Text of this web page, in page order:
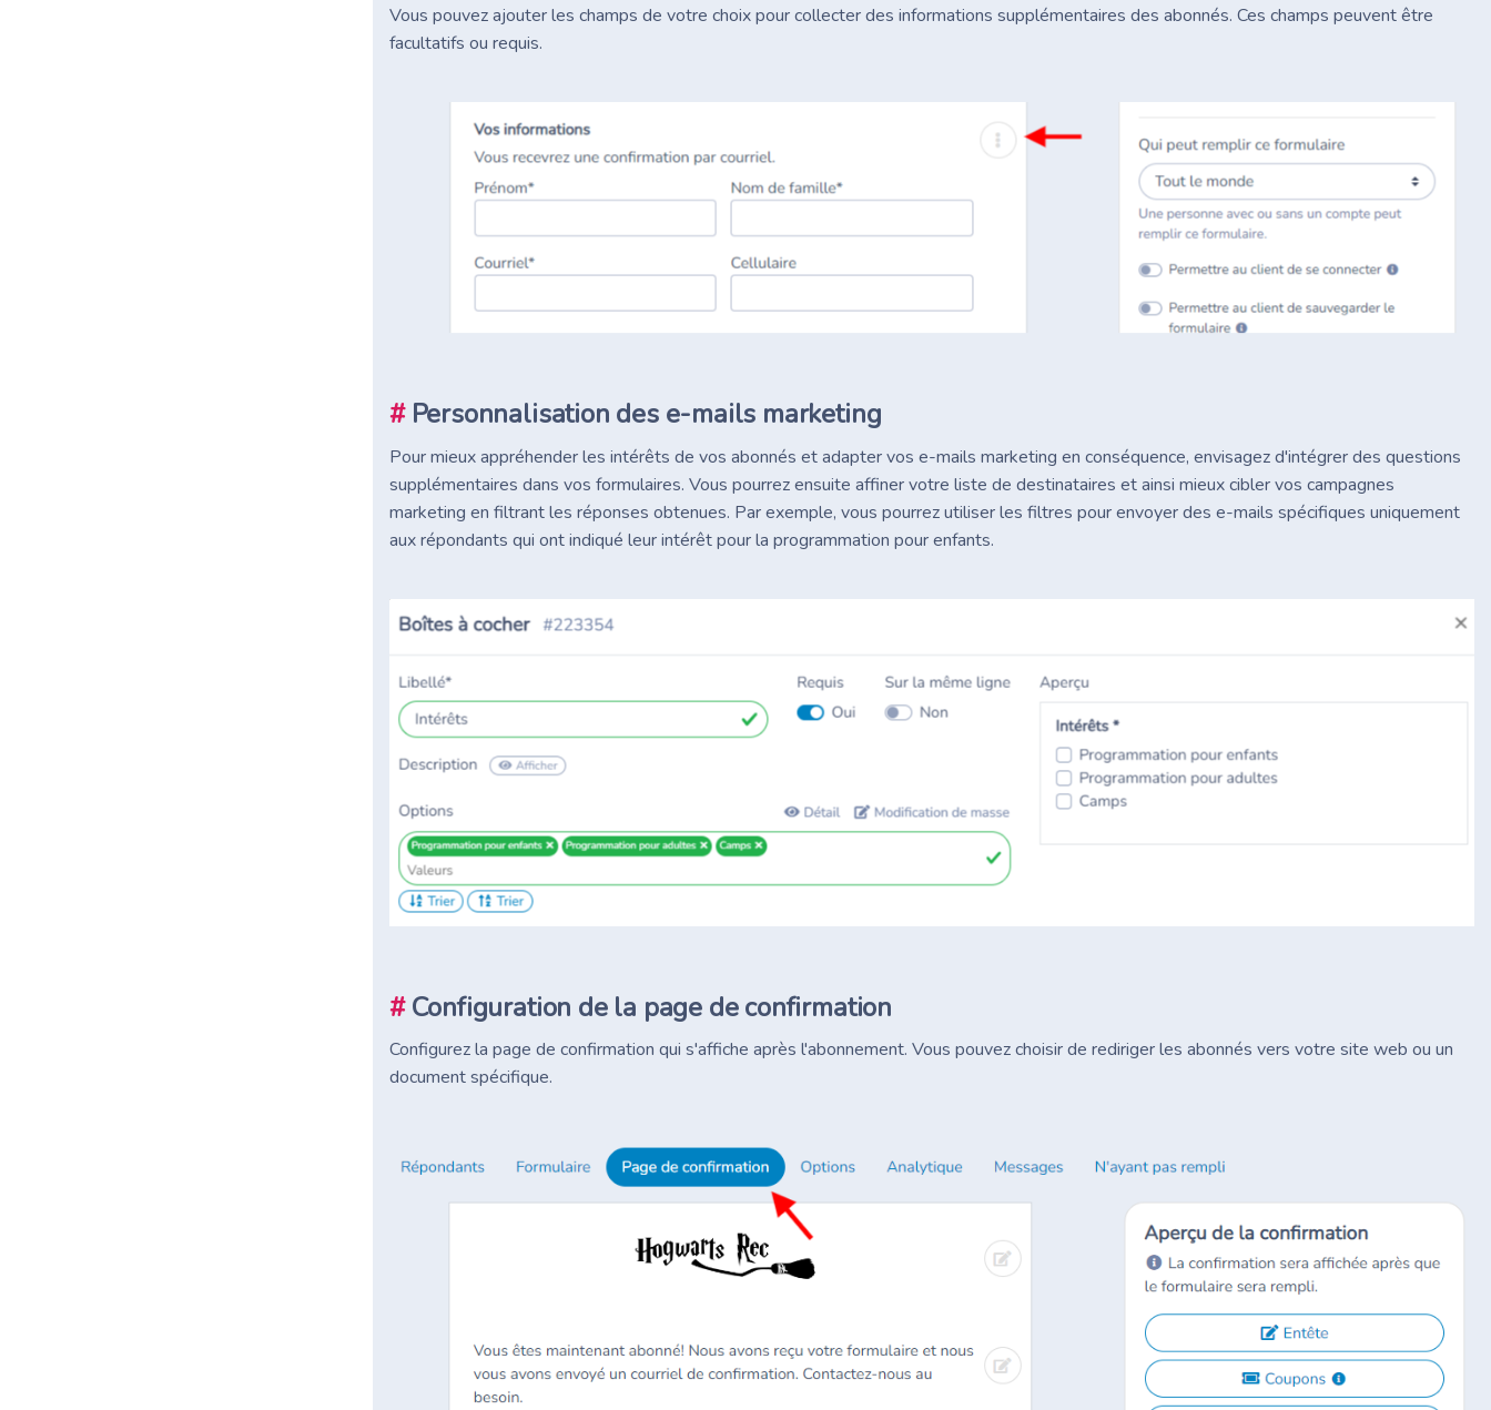
Vous pouvez ajouter les champs de votre choix pour collecter des informations supplémentaires des abonnés. Ces champs peuvent être
facultatifs ou requis.
# Personnalisation des e-mails marketing
Pour mieux appréhender les intérêts de vos abonnés et adapter vos e-mails marketing en conséquence, envisagez d'intégrer des questions
supplémentaires dans vos formulaires. Vous pourrez ensuite affiner votre liste de destinataires et ainsi mieux cibler vos campagnes
marketing en filtrant les réponses obtenues. Par exemple, vous pourrez utiliser les filtres pour envoyer des e-mails spécifiques uniquement
aux répondants qui ont indiqué leur intérêt pour la programmation pour enfants.
#Configuration de la page de confirmation
Configurez la page de confirmation qui s'affiche après l'abonnement. Vous pouvez choisir de rediriger les abonnés vers votre site web ou un
document spécifique.